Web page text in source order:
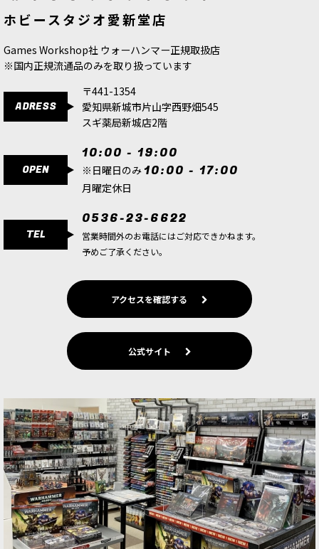
[10084]
[
ホビースタジオ愛新堂店
Games Workshop社 ウォーハンマー正規取扱店
※国内正規流通品のみを取り扱っています
ADRESS
〒441-1354
愛知県新城市片山字西野畑545
スギ薬局新城店2階
OPEN
10:00 - 19:00
※日曜日のみ 10:00 - 17:00
月曜定休日
TEL
0536-23-6622
営業時間外のお電話にはご対応できかねます。
予めご了承ください。
アクセスを確認する
公式サイト